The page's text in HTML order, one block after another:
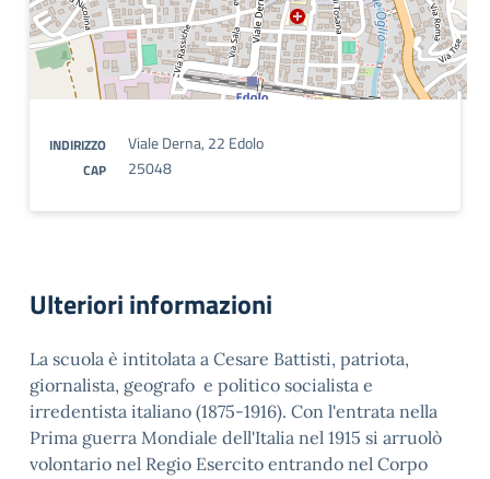
INDIRIZZO Viale Derna, 22 Edolo
CAP 25048
Ulteriori informazioni
La scuola è intitolata a Cesare Battisti, patriota,
giornalista, geografo e politico socialista e
irredentista italiano (1875-1916). Con l'entrata nella
Prima guerra Mondiale dell'Italia nel 1915 si arruolò
volontario nel Regio Esercito entrando nel Corpo